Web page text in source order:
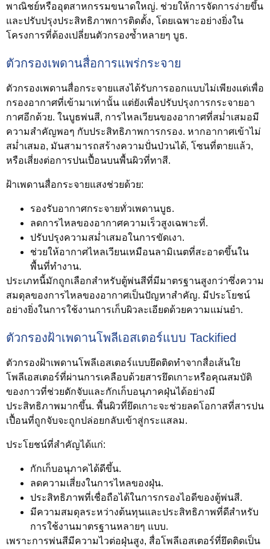
พาณิชย์หรืออุตสาหกรรมขนาดใหญ่. ช่วยให้การจัดการง่ายขึ้น
และปรับปรุงประสิทธิภาพการติดตั้ง, โดยเฉพาะอย่างยิ่งใน
โครงการที่ต้องเปลี่ยนตัวกรองซ้ำหลายๆ บูธ.
ตัวกรองเพดานสื่อการแพร่กระจาย
ตัวกรองเพดานสื่อกระจายแสงได้รับการออกแบบไม่เพียงแต่เพื่อ
กรองอากาศที่เข้ามาเท่านั้น แต่ยังเพื่อปรับปรุงการกระจายอา
กาศอีกด้วย. ในบูธพ่นสี, การไหลเวียนของอากาศที่สม่ำเสมอมี
ความสำคัญพอๆ กับประสิทธิภาพการกรอง. หากอากาศเข้าไม่
สม่ำเสมอ, มันสามารถสร้างความปั่นป่วนได้, โซนที่ตายแล้ว,
หรือเสี่ยงต่อการปนเปื้อนบนพื้นผิวที่ทาสี.
ฝ้าเพดานสื่อกระจายแสงช่วยด้วย:
รองรับอากาศกระจายทั่วเพดานบูธ.
ลดการไหลของอากาศความเร็วสูงเฉพาะที่.
ปรับปรุงความสม่ำเสมอในการขัดเงา.
ช่วยให้อากาศไหลเวียนเหมือนลามิเนตที่สะอาดขึ้นใน
พื้นที่ทำงาน.
ประเภทนี้มักถูกเลือกสำหรับตู้พ่นสีที่มีมาตรฐานสูงกว่าซึ่งความ
สมดุลของการไหลของอากาศเป็นปัญหาสำคัญ. มีประโยชน์
อย่างยิ่งในการใช้งานการเก็บผิวละเอียดด้วยความแม่นยำ.
ตัวกรองฝ้าเพดานโพลีเอสเตอร์แบบ Tackified
ตัวกรองฝ้าเพดานโพลีเอสเตอร์แบบยึดติดทำจากสื่อเส้นใย
โพลีเอสเตอร์ที่ผ่านการเคลือบด้วยสารยึดเกาะหรือคุณสมบัติ
ของกาวที่ช่วยดักจับและกักเก็บอนุภาคฝุ่นได้อย่างมี
ประสิทธิภาพมากขึ้น. พื้นผิวที่ยึดเกาะจะช่วยลดโอกาสที่สารปน
เปื้อนที่ถูกจับจะถูกปล่อยกลับเข้าสู่กระแสลม.
ประโยชน์ที่สำคัญได้แก่:
กักเก็บอนุภาคได้ดีขึ้น.
ลดความเสี่ยงในการไหลของฝุ่น.
ประสิทธิภาพที่เชื่อถือได้ในการกรองไอดีของตู้พ่นสี.
มีความสมดุลระหว่างต้นทุนและประสิทธิภาพที่ดีสำหรับ
การใช้งานมาตรฐานหลายๆ แบบ.
เพราะการพ่นสีมีความไวต่อฝุ่นสูง, สื่อโพลีเอสเตอร์ที่ยึดติดเป็น